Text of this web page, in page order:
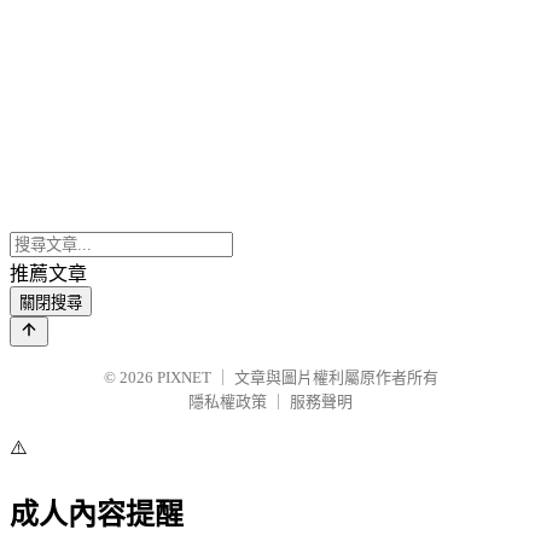
推薦文章
關閉搜尋
© 2026 PIXNET
文章與圖片權利屬原作者所有
隱私權政策
服務聲明
⚠️
成人內容提醒